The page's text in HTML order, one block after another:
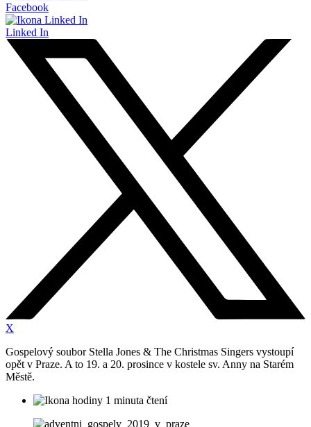
Facebook
Linked In
X
Gospelový soubor Stella Jones & The Christmas Singers vystoupí
opět v Praze. A to 19. a 20. prosince v kostele sv. Anny na Starém
Městě.
1 minuta čtení